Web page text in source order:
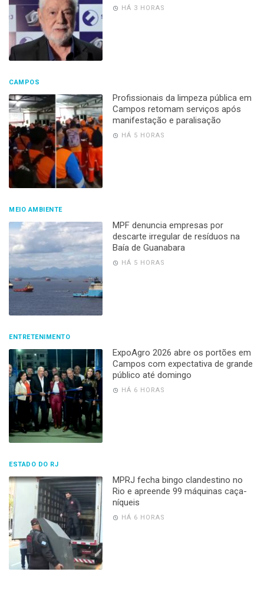
HÁ 3 HORAS
CAMPOS
Profissionais da limpeza pública em
Campos retomam serviços após
manifestação e paralisação
HÁ 5 HORAS
MEIO AMBIENTE
MPF denuncia empresas por
descarte irregular de resíduos na
Baía de Guanabara
HÁ 5 HORAS
ENTRETENIMENTO
ExpoAgro 2026 abre os portões em
Campos com expectativa de grande
público até domingo
HÁ 6 HORAS
ESTADO DO RJ
MPRJ fecha bingo clandestino no
Rio e apreende 99 máquinas caça-
níqueis
HÁ 6 HORAS